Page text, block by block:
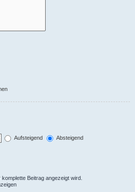
Aufsteigend
Absteigend
Beitrag angezeigt wird.